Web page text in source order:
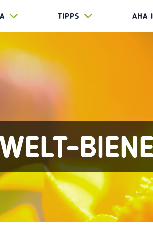
TIPPS AHA
WELT-